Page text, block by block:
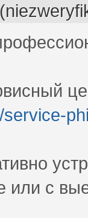
service-
или с